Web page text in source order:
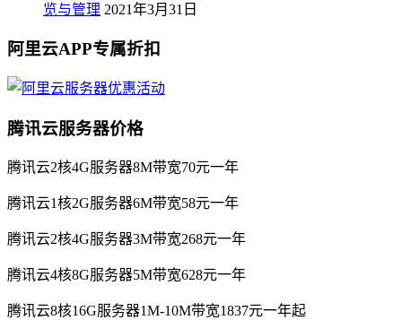
览与管理 2021年3月31日
阿里云APP专属折扣
腾讯云服务器价格
腾讯云2核4G服务器8M带宽70元一年
腾讯云1核2G服务器6M带宽58元一年
腾讯云2核4G服务器3M带宽268元一年
腾讯云4核8G服务器5M带宽628元一年
腾讯云8核16G服务器1M-10M带宽1837元一年起